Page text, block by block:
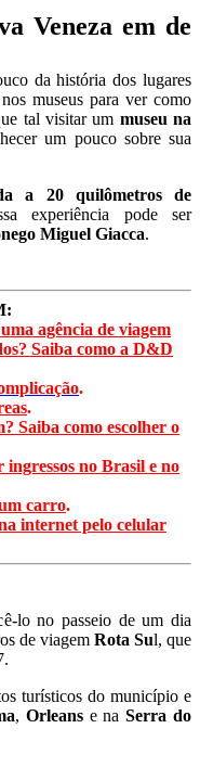
Veneza em de
da história dos lugares
museus para ver como
tal visitar um museu na
um pouco sobre sua
a 20 quilômetros de
experiência pode ser
Miguel Giacca.
agência de viagem
Saiba como a D&D
.
.
Saiba como escolher o
ingressos no Brasil e no
carro.
internet pelo celular
lo no passeio de um dia
de viagem Rota Sul, que
turísticos do município e
, Orleanse naSerra do